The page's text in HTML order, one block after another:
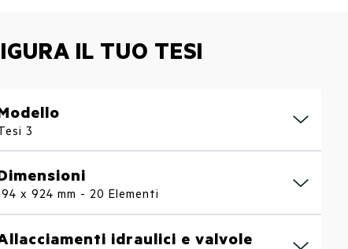
IL TUO TESI
3
x 924 mm - 20 Elementi
idraulici e valvole